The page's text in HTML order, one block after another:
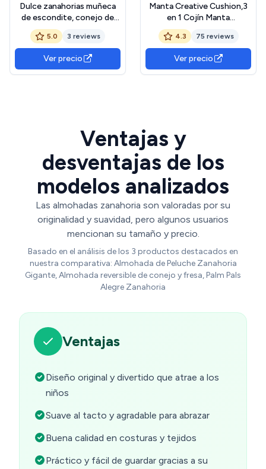
Dulce zanahorias muñeca
de escondite, conejo de
Pascua, conejo lindo de
peluche de Pascua, plushie
conejo reversible zanahoria
almohada, almohada de
peluche para niños mayores
5.0 3 reviews
Ver precio
Manta Creative Cushion,3
en 1 Cojín Manta
Almohada,Suave y Cálido
Siesta Mat Cojines para
Sofá Cama Silla de Oficina
(M, Zanahoria)
4.3 75 reviews
Ver precio
Ventajas y
desventajas de los
modelos analizados
Las almohadas zanahoria son valoradas por su
originalidad y suavidad, pero algunos usuarios
mencionan su tamaño y precio.
Basado en el análisis de los 3 productos destacados en
nuestra comparativa: Almohada de Peluche Zanahoria
Gigante, Almohada reversible de conejo y fresa, Palm Pals
Alegre Zanahoria
Ventajas
Diseño original y divertido que atrae a los
niños
Suave al tacto y agradable para abrazar
Buena calidad en costuras y tejidos
Práctico y fácil de guardar gracias a su